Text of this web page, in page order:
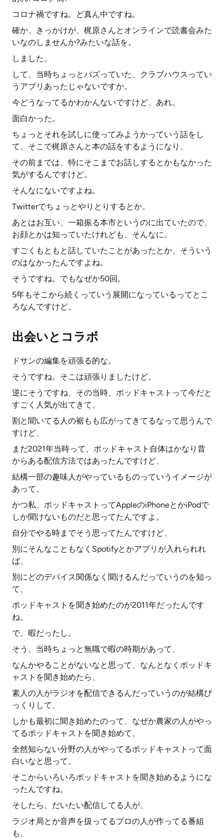
コロナ禍ですね。ど真ん中ですね。
確か、きっかけが、梶原さんとオンラインで読書会みた
いなのしませんか?みたいな話を。
しました。
して、当時ちょっとバズっていた、クラブハウスってい
うアプリあったじゃないですか。
今どうなってるかわかんないですけど、あれ。
面白かった。
ちょっとそれを試しに使ってみようかっていう話をし
て、そこで梶原さんと本の話をするようになり、
その前までは、特にそこまでお話しするとかもなかった
気がするんですけど。
そんなにないですよね。
Twitterでちょっとやりとりするとか。
あとはお互い、一箱振る本市というのに出ていたので、
お顔とかは知っていたけれども、そんなに。
すごくもともと話していたことがあったとか、そういう
のはなかったんですよね。
そうですね。でもなぜか50回。
5年もそこから続くっていう展開になっているってとこ
ろなんですけど。
出会いとコラボ
ドサンの編集を頑張る的な。
そうですね。そこは頑張りましたけど。
逆にそうですね、その当時、ポッドキャストって今だと
すごく人気が出てきて、
割と聞いてる人の裾もも広がってきてるなって思うんで
すけど、
まだ2021年当時って、ポッドキャスト自体はかなり昔
からある配信方法ではあったんですけど、
結構一部の趣味人がやっているものっていうイメージが
あって、
かつ私、ポッドキャストってAppleのiPhoneとかiPodで
しか聞けないものだと思ってたんですよ。
自分でやる時までそう思ってたんですけど、
別にそんなこともなくSpotifyとかアプリが入れられれ
ば、
別にどのデバイス関係なく聞けるんだっていうのを知っ
て、
ポッドキャストを聞き始めたのが2011年だったんです
ね。
で、暇だったし。
そう、当時ちょっと無職で暇の時期があって、
なんかやることがないなと思って、なんとなくポッドキ
ャストを聞き始めたら、
素人の人がラジオを配信できるんだっていうのが結構び
っくりして、
しかも最初に聞き始めたのって、なぜか農家の人がやっ
てるポッドキャストを聞き始めて、
全然知らない分野の人がやってるポッドキャストって面
白いなと思って。
そこからいろいろポッドキャストを聞き始めるようにな
ったんですね。
そしたら、だいたい配信してる人が、
ラジオ局とか音声を扱ってるプロの人が作ってる番組
も、